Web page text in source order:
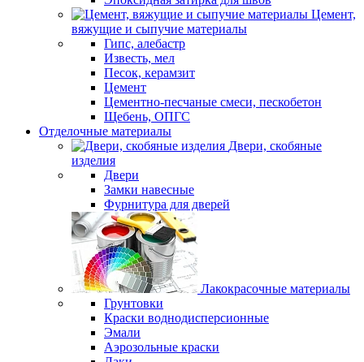
Цемент,
вяжущие и сыпучие материалы
Гипс, алебастр
Известь, мел
Песок, керамзит
Цемент
Цементно-песчаные смеси, пескобетон
Щебень, ОПГС
Отделочные материалы
Двери, скобяные
изделия
Двери
Замки навесные
Фурнитура для дверей
Лакокрасочные материалы
Грунтовки
Краски воднодисперсионные
Эмали
Аэрозольные краски